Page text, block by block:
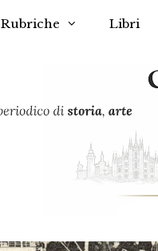
Rubriche Libri